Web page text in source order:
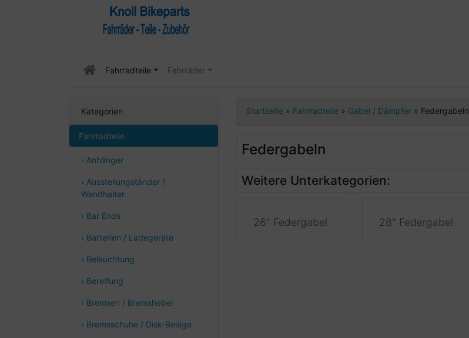
Fahrradteile Fahrräder
Kategorien
Fahrradteile
› Anhänger
› Ausstellungständer /
Wandhalter
› Bar Ends
› Batterien / Ladegeräte
› Beleuchtung
› Bereifung
› Bremsen / Bremshebel
› Bremsschuhe / Disk-Beläge
Startseite » Fahrradteile » Gabel / Dämpfer » Federgabeln
Federgabeln
Weitere Unterkategorien:
26" Federgabel 28" Federgabel